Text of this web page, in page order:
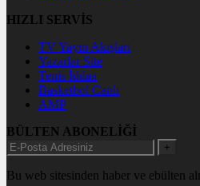
HIZLI SERVİS
TV Yayın Akışları
Yazarlar Site
Tenis İddaa
Basketbol Canlı
AMP
BÜLTEN ABONELİĞİ
+
Bu web sitesinden haber ve ebülten